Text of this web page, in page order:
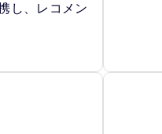
し、レコメン